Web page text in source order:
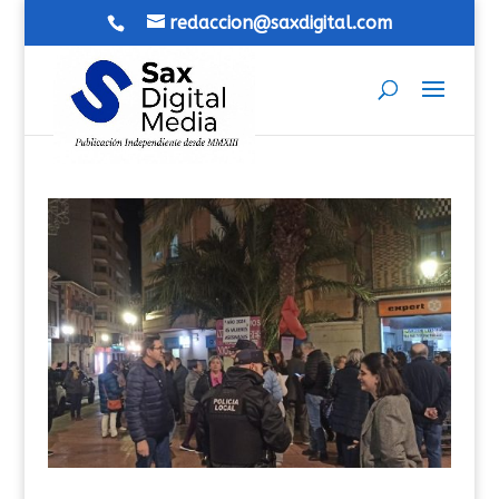
redaccion@saxdigital.com